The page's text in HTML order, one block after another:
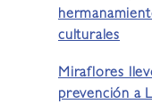
culturales
Miraflores
prevención a